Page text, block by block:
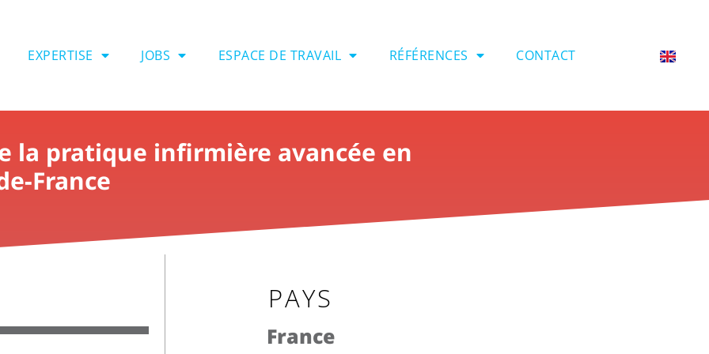
EXPERTISE JOBS ESPACE DE TRAVAIL RÉFÉRENCES CONTACT
la pratique infirmière avancée en
France
PAYS
France